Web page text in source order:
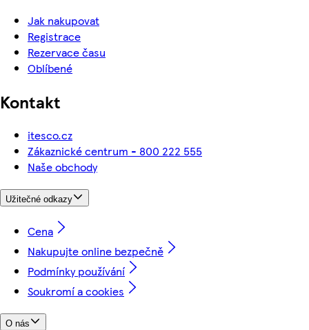
Jak nakupovat
Registrace
Rezervace času
Oblíbené
Kontakt
itesco.cz
Zákaznické centrum - 800 222 555
Naše obchody
Užitečné odkazy
Cena
Nakupujte online bezpečně
Podmínky používání
Soukromí a cookies
O nás